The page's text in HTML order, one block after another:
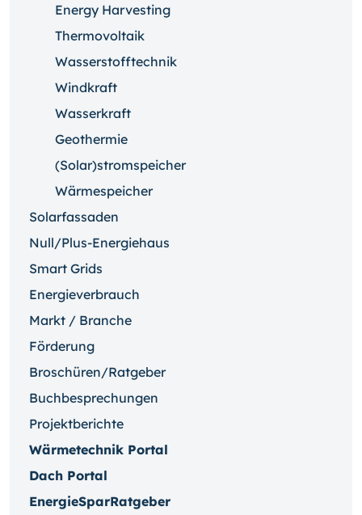
Energy Harvesting
Thermovoltaik
Wasserstofftechnik
Windkraft
Wasserkraft
Geothermie
(Solar)stromspeicher
Wärmespeicher
Solarfassaden
Null/Plus-Energiehaus
Smart Grids
Energieverbrauch
Markt / Branche
Förderung
Broschüren/Ratgeber
Buchbesprechungen
Projektberichte
Wärmetechnik Portal
Dach Portal
EnergieSparRatgeber